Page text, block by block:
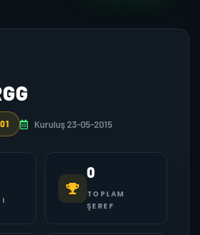
Kuruluş 23-05-2015
0
TOPLAM
ŞEREF